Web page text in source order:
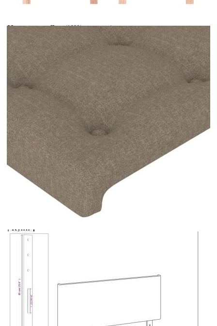
Материал:
Плат (100% полиестер), инженерна дървесина, масивна
лиственица
EAN code:
8720287246329
Общи
размери:
144 x 5 x 118/128 см (Ш x Д x В)
Пълнеж: Пяна
Купи на изплащане
Credit calculator
Табла за легло, бежово, 144x5x118/128 см, плат
Please select credit institution
Цена на продукта:
€110.00
Extraction of information from credit institutions
Предоставената таблица е с информационна цел.
Добавете продукта в количката си с бутона "Добави в
количката" и при поръчка ще можете да изберете броя
вноски на кредита.
Acest tabel are caracter informativ. Adăugați produsul în
coșul de cumpărături unde veți putea selecta detaliile
Предоставената таблица е с информационна цел.
количката" и при поръчка ще можете да изберете броя
Предоставената таблица е с информационна цел.
Добавете продукта в количката си с бутона "Добави в
количката" и при поръчка ще можете да изберете броя
вноски на кредита.